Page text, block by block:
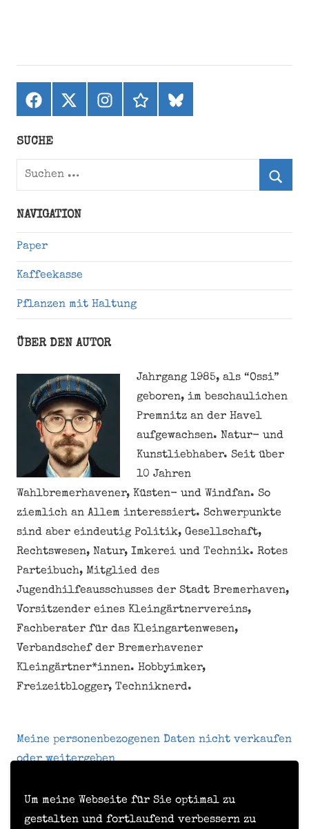
Um meine Webseite für Sie optimal zu
gestalten und fortlaufend verbessern zu
Facebook
X
(ehemals
Instagramthreadsbluesky
SUCHE
Suchen
NAVIGATION
Paper
Kaffeekasse
Pflanzen mit Haltung
ÜBER DEN AUTOR
Jahrgang 1985, als “Ossi”
geboren, im beschaulichen
Premnitz an der Havel
aufgewachsen. Natur- und
Kunstliebhaber. Seit über
10 Jahren
Wahlbremerhavener, Küsten- und Windfan. So
ziemlich an Allem interessiert. Schwerpunkte
sind aber eindeutig Politik, Gesellschaft,
Rechtswesen, Natur, Imkerei und Technik. Rotes
Parteibuch, Mitglied des
Jugendhilfeausschusses der Stadt Bremerhaven,
Vorsitzender eines Kleingärtnervereins,
Fachberater für das Kleingartenwesen,
Verbandschef der Bremerhavener
Kleingärtner*innen. Hobbyimker,
Freizeitblogger, Techniknerd.
Meine personenbezogenen Daten nicht verkaufen
oder weitergeben